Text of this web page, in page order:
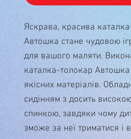
Яскрава, красива
Автошка стане чудовою
для вашого маляти.
каталка-толокар Автошка
якісних матеріалів.
сидінням з досить
спинкою, завдяки чому
зможе за неї триматися і